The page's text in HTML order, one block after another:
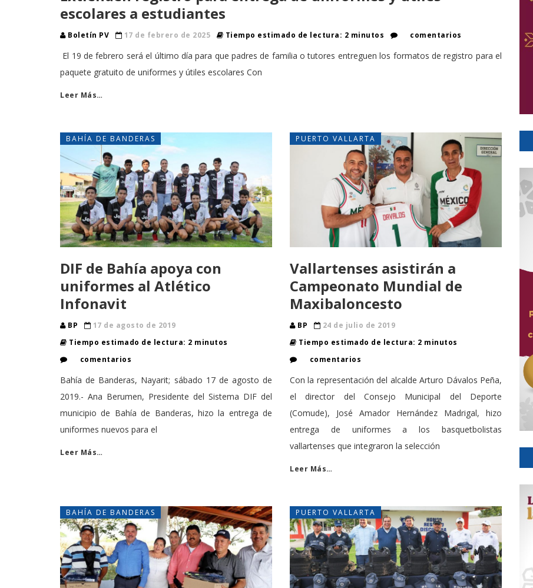
escolares a estudiantes
Boletín PV 17 de febrero de 2025 Tiempo estimado de lectura: 2 minutos comentarios
El 19 de febrero será el último día para que padres de familia o tutores entreguen los formatos de registro para el
paquete gratuito de uniformes y útiles escolares Con
Leer Más…
BAHÍA DE BANDERAS
DIF de Bahía apoya con
uniformes al Atlético
Infonavit
BP
17 de agosto de 2019
Tiempo estimado de lectura: 2 minutos
comentarios
Bahía de Banderas, Nayarit; sábado 17 de agosto de
2019.- Ana Berumen, Presidente del Sistema DIF del
municipio de Bahía de Banderas, hizo la entrega de
uniformes nuevos para el
Leer Más…
PUERTO VALLARTA
Vallartenses asistirán a
Campeonato Mundial de
Maxibaloncesto
BP
24 de julio de 2019
Tiempo estimado de lectura: 2 minutos
comentarios
Con la representación del alcalde Arturo Dávalos Peña,
el director del Consejo Municipal del Deporte
(Comude), José Amador Hernández Madrigal, hizo
entrega de uniformes a los basquetbolistas
vallartenses que integraron la selección
Leer Más…
BAHÍA DE BANDERAS PUERTO VALLARTA